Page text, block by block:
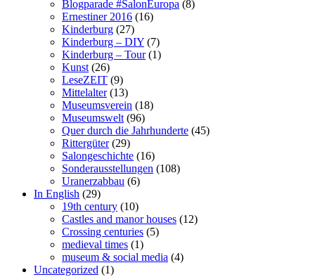
Blogparade #SalonEuropa (8)
Ernestiner 2016 (16)
Kinderburg (27)
Kinderburg – DIY (7)
Kinderburg – Tour(1)
Kunst (26)
LeseZEIT (9)
Mittelalter(13)
Museumsverein (18)
Museumswelt (96)
Quer durch die Jahrhunderte (45)
Rittergüter(29)
Salongeschichte (16)
Sonderausstellungen (108)
Uranerzabbau (6)
In English (29)
19th century (10)
Castles and manor houses (12)
Crossing centuries (5)
medieval times (1)
museum & social media (4)
Uncategorized (1)